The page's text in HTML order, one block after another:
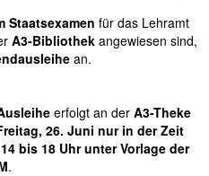
Staatsexamen für das Lehramt
A3-Bibliothek angewiesen sind,
an.
erfolgt an der A3-Theke
26. Juni nur in der Zeit
bis 18 Uhr unter Vorlage der
.